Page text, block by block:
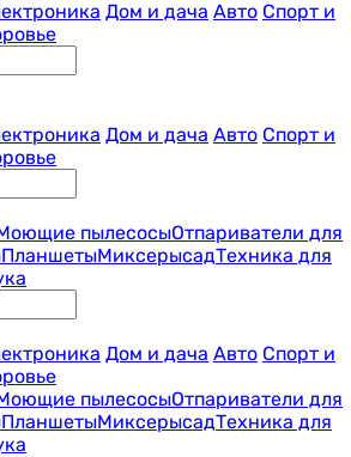
Дом и дача Авто Спорт и
Дом и дача Авто Спорт и
пылесосыОтпариватели для
ПланшетыМиксерысадТехника для
Дом и дача Авто Спорт и
пылесосыОтпариватели для
ПланшетыМиксерысадТехника для